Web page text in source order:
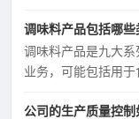
调味料产品包括哪些
调味料产品是九大
业务，可能包括用
公司的生产质量控制